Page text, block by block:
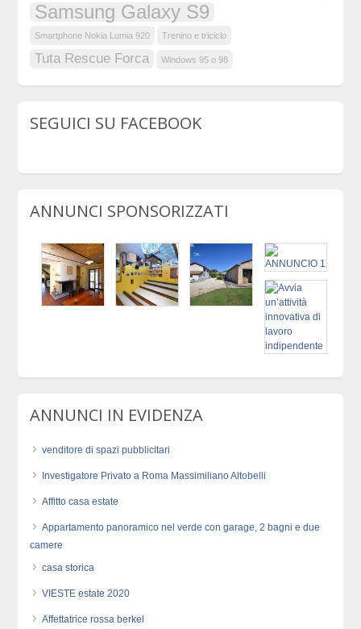
Samsung Galaxy S9
Smartphone Nokia Lumia 920 Trenino e triciclo
Tuta Rescue Forca Windows 95 o 98
SEGUICI SU FACEBOOK
ANNUNCI SPONSORIZZATI
ANNUNCI IN EVIDENZA
venditore di spazi pubblicitari
Investigatore Privato a Roma Massimiliano Altobelli
Affitto casa estate
Appartamento panoramico nel verde con garage, 2 bagni e due
camere
casa storica
VIESTE estate 2020
Affettatrice rossa berkel